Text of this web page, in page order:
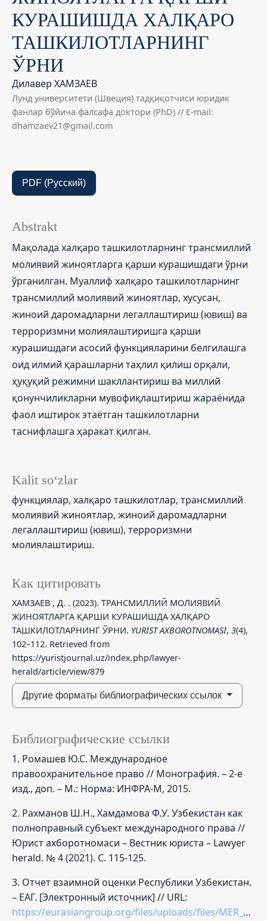
КУРАШИШДА ХАЛҚАРО
ТАШКИЛОТЛАРНИНГ
ЎРНИ
Дилавер ХАМЗАЕВ
Лунд университети (Швеция) тадқиқотчиси юридик
фанлар бўйича фалсафа доктори (PhD) // E-mail:
dhamzaev21@gmail.com
PDF (Русский)
Kalit so‘zlar
функциялар, халқаро ташкилотлар, трансмиллий
молиявий жиноятлар, жиноий даромадларни
легаллаштириш (ювиш), терроризмни
молиялаштириш.
Как цитировать
ХАМЗАЕВ , Д. . (2023). ТРАНСМИЛЛИЙ МОЛИЯВИЙ
ЖИНОЯТЛАРГА ҚАРШИ КУРАШИШДА ХАЛҚАРО
ТАШКИЛОТЛАРНИНГ ЎРНИ. YURIST AXBOROTNOMASI, 3(4),
102–112. Retrieved from
https://yuristjournal.uz/index.php/lawyer-
herald/article/view/879
Другие форматы библиографических ссылок
Abstrakt
Мақолада халқаро ташкилотларнинг трансмиллий
молиявий жиноятларга қарши курашишдаги ўрни
ўрганилган. Муаллиф халқаро ташкилотларнинг
трансмиллий молиявий жиноятлар, хусусан,
жиноий даромадларни легаллаштириш (ювиш) ва
терроризмни молиялаштиришга қарши
курашишдаги асосий функцияларини белгилашга
оид илмий қарашларни таҳлил қилиш орқали,
ҳуқуқий режимни шакллантириш ва миллий
қонунчиликларни мувофиқлаштириш жараёнида
фаол иштирок этаётган ташкилотларни
таснифлашга ҳаракат қилган.
Библиографические ссылки
1. Ромашев Ю.С. Международное
правоохранительное право // Монография. – 2-е
изд., доп. – М.: Норма: ИНФРА-М, 2015.
2. Рахманов Ш.Н., Хамдамова Ф.У. Узбекистан как
полноправный субъект международного права //
Юрист ахборотномаси – Вестник юриста – Lawyer
herald. № 4 (2021). С. 115-125.
3. Отчет взаимной оценки Республики Узбекистан.
– ЕАГ. [Электронный источник] // URL:
https://eurasiangroup.org/files/uploads/files/MER_Uzbekistan_2022_rus.pdf;